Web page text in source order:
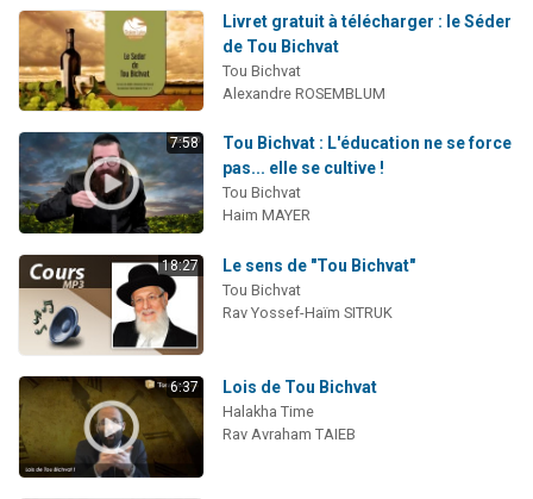
Livret gratuit à télécharger : le Séder
de Tou Bichvat
Tou Bichvat
Alexandre ROSEMBLUM
7:58
Tou Bichvat : L'éducation ne se force
pas... elle se cultive !
Tou Bichvat
Haim MAYER
18:27 Le sens de "Tou Bichvat"
Tou Bichvat
Rav Yossef-Haïm SITRUK
6:37 Lois de Tou Bichvat
Halakha Time
Rav Avraham TAIEB